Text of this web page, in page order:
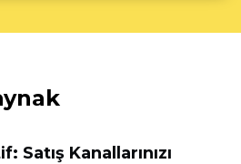
Kanallarınızı